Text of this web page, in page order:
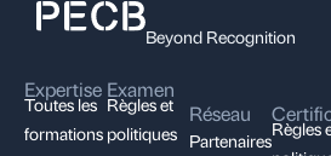
Beyond Recognition
Expertise
Toutes les
formations
Examen
Règles et
politiques
Réseau
Partenaires
Règles